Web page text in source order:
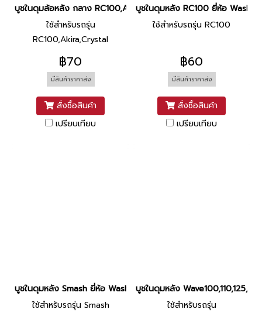
บูชในดุมล้อหลัง กลาง RC100,Akira,Crystal ยี่ห้อ BS
ใช้สำหรับรถรุ่น
RC100,Akira,Crystal
฿70
มีสินค้าราคาส่ง
สั่งซื้อสินค้า
เปรียบเทียบ
บูชในดุมหลัง RC100 ยี่ห้อ Washi
ใช้สำหรับรถรุ่น RC100
฿60
มีสินค้าราคาส่ง
สั่งซื้อสินค้า
เปรียบเทียบ
บูชในดุมหลัง Smash ยี่ห้อ Washi
ใช้สำหรับรถรุ่น Smash
บูชในดุมหลัง
ใช้สำหรับรถรุ่น